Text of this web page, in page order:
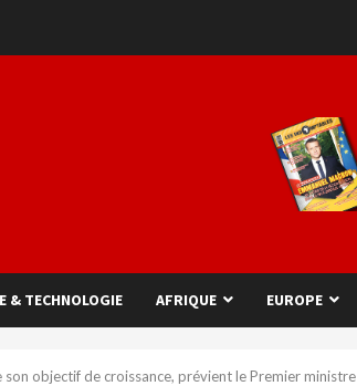
& TECHNOLOGIE AFRIQUE EUROPE
objectif de croissance, prévient le Premier ministre